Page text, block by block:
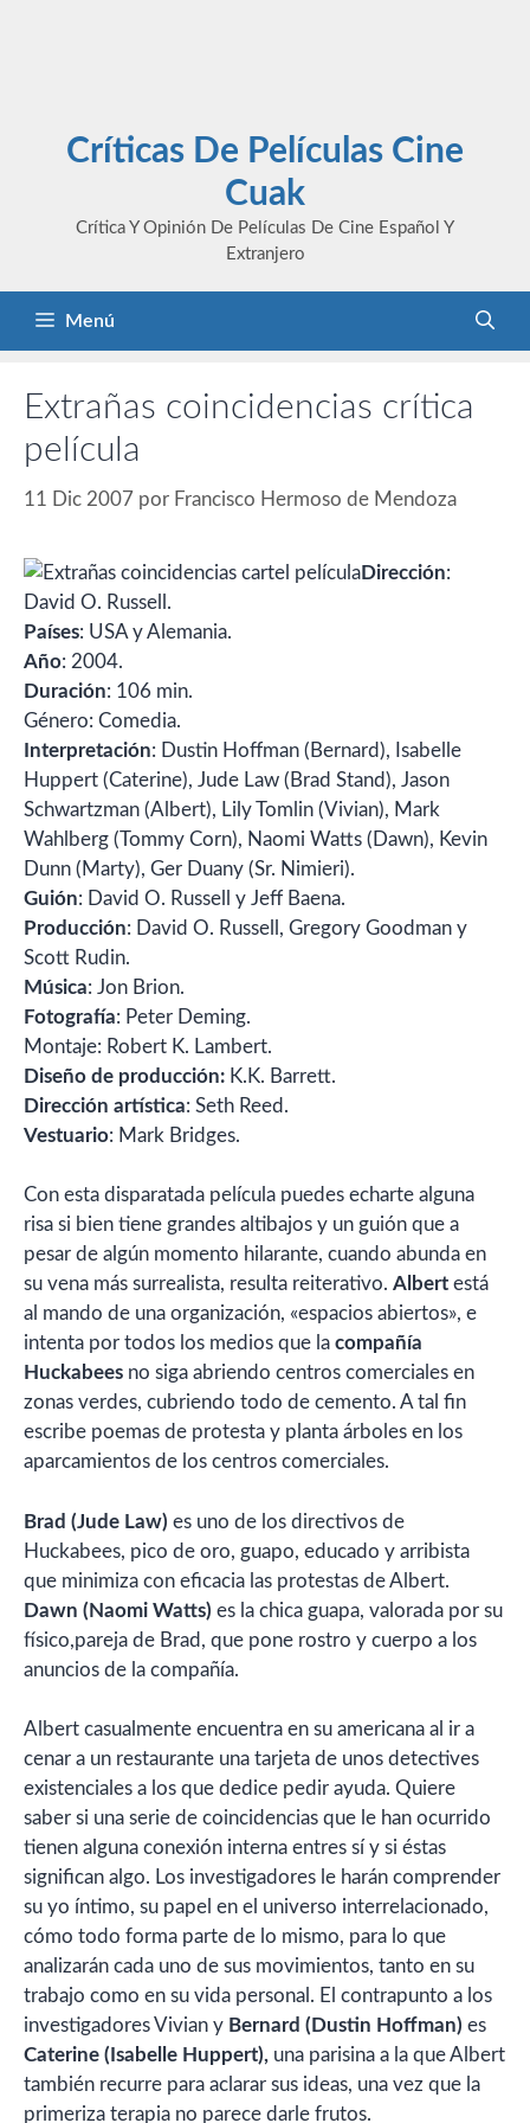
Críticas De Películas Cine
Cuak
Crítica Y Opinión De Películas De Cine Español Y
Extranjero
Menú
Extrañas coincidencias crítica
película
11 Dic 2007 por Francisco Hermoso de Mendoza
Dirección:
David O. Russell.
Países: USA y Alemania.
Año: 2004.
Duración: 106 min.
Género: Comedia.
Interpretación: Dustin Hoffman (Bernard), Isabelle
Huppert (Caterine), Jude Law (Brad Stand), Jason
Schwartzman (Albert), Lily Tomlin (Vivian), Mark
Wahlberg (Tommy Corn), Naomi Watts (Dawn), Kevin
Dunn (Marty), Ger Duany (Sr. Nimieri).
Guión: David O. Russell y Jeff Baena.
Producción: David O. Russell, Gregory Goodman y
Scott Rudin.
Música: Jon Brion.
Fotografía: Peter Deming.
Montaje: Robert K. Lambert.
Diseño de producción: K.K. Barrett.
Dirección artística: Seth Reed.
Vestuario: Mark Bridges.
Con esta disparatada película puedes echarte alguna
risa si bien tiene grandes altibajos y un guión que a
pesar de algún momento hilarante, cuando abunda en
su vena más surrealista, resulta reiterativo. Albert está
al mando de una organización, «espacios abiertos», e
intenta por todos los medios que la compañía
Huckabees no siga abriendo centros comerciales en
zonas verdes, cubriendo todo de cemento. A tal fin
escribe poemas de protesta y planta árboles en los
aparcamientos de los centros comerciales.
Brad (Jude Law) es uno de los directivos de
Huckabees, pico de oro, guapo, educado y arribista
que minimiza con eficacia las protestas de Albert.
Dawn (Naomi Watts) es la chica guapa, valorada por su
físico,pareja de Brad, que pone rostro y cuerpo a los
anuncios de la compañía.
Albert casualmente encuentra en su americana al ir a
cenar a un restaurante una tarjeta de unos detectives
existenciales a los que dedice pedir ayuda. Quiere
saber si una serie de coincidencias que le han ocurrido
tienen alguna conexión interna entres sí y si éstas
significan algo. Los investigadores le harán comprender
su yo íntimo, su papel en el universo interrelacionado,
cómo todo forma parte de lo mismo, para lo que
analizarán cada uno de sus movimientos, tanto en su
trabajo como en su vida personal. El contrapunto a los
investigadores Vivian y Bernard (Dustin Hoffman) es
Caterine (Isabelle Huppert), una parisina a la que Albert
también recurre para aclarar sus ideas, una vez que la
primeriza terapia no parece darle frutos.